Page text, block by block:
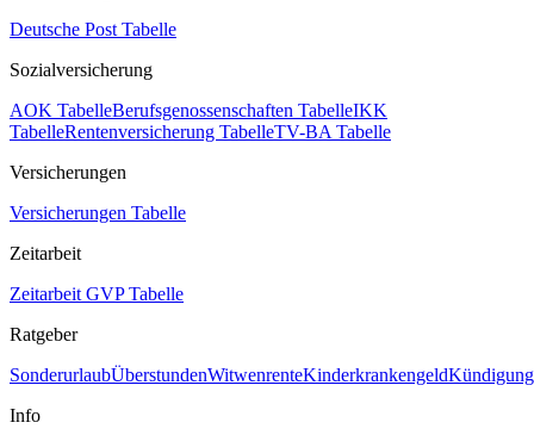
Deutsche Post Tabelle
Sozialversicherung
AOK TabelleBerufsgenossenschaften TabelleIKK
TabelleRentenversicherung TabelleTV-BA Tabelle
Versicherungen
Versicherungen Tabelle
Zeitarbeit
Zeitarbeit GVP Tabelle
Ratgeber
SonderurlaubÜberstundenWitwenrenteKinderkrankengeld
Info